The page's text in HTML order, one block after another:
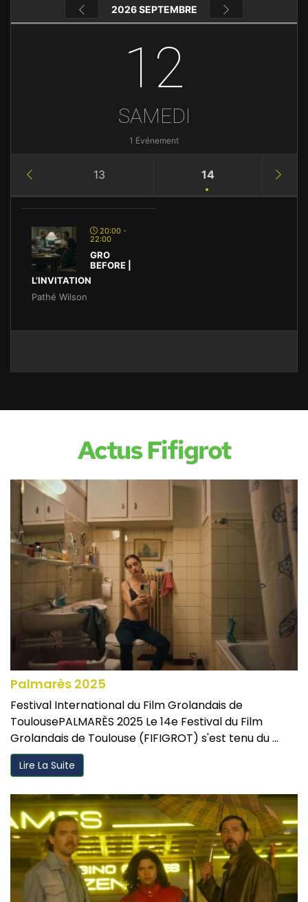
2026 SEPTEMBRE
12
SAMEDI
1 Événement
13 14
20:00 -
22:00
GRO
BEFORE |
L’INVITATION
Pathé Wilson
Actus Fifigrot
Palmarès 2025
Festival International du Film Grolandais de
ToulousePALMARÈS 2025 Le 14e Festival du Film
Grolandais de Toulouse (FIFIGROT) s'est tenu du ...
Lire La Suite